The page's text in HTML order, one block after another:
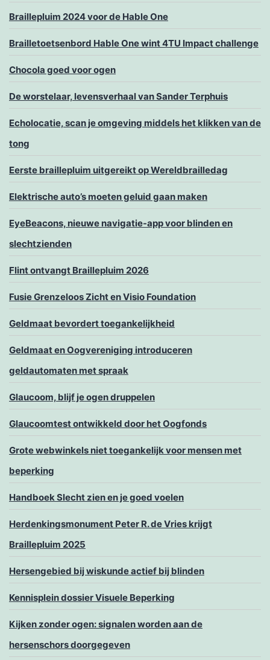
Braillepluim 2024 voor de Hable One
Brailletoetsenbord Hable One wint 4TU Impact challenge
Chocola goed voor ogen
De worstelaar, levensverhaal van Sander Terphuis
Echolocatie, scan je omgeving middels het klikken van de
tong
Eerste braillepluim uitgereikt op Wereldbrailledag
Elektrische auto’s moeten geluid gaan maken
EyeBeacons, nieuwe navigatie-app voor blinden en
slechtzienden
Flint ontvangt Braillepluim 2026
Fusie Grenzeloos Zicht en Visio Foundation
Geldmaat bevordert toegankelijkheid
Geldmaat en Oogvereniging introduceren
geldautomaten met spraak
Glaucoom, blijf je ogen druppelen
Glaucoomtest ontwikkeld door het Oogfonds
Grote webwinkels niet toegankelijk voor mensen met
beperking
Handboek Slecht zien en je goed voelen
Herdenkingsmonument Peter R. de Vries krijgt
Braillepluim 2025
Hersengebied bij wiskunde actief bij blinden
Kennisplein dossier Visuele Beperking
Kijken zonder ogen: signalen worden aan de
hersenschors doorgegeven